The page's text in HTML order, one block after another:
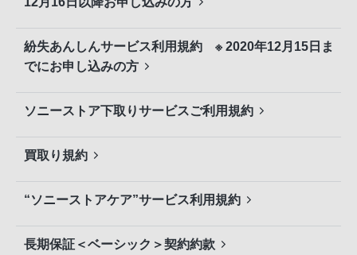
紛失あんしんサービス利用規約 ※ 2020年12月15日ま
でにお申し込みの方
ソニーストア下取りサービスご利用規約
買取り規約
“ソニーストアケア”サービス利用規約
長期保証＜ベーシック＞契約約款